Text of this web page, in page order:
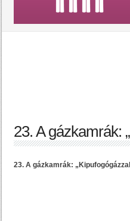
23. A gázkamrák:
23. A gázkamrák: